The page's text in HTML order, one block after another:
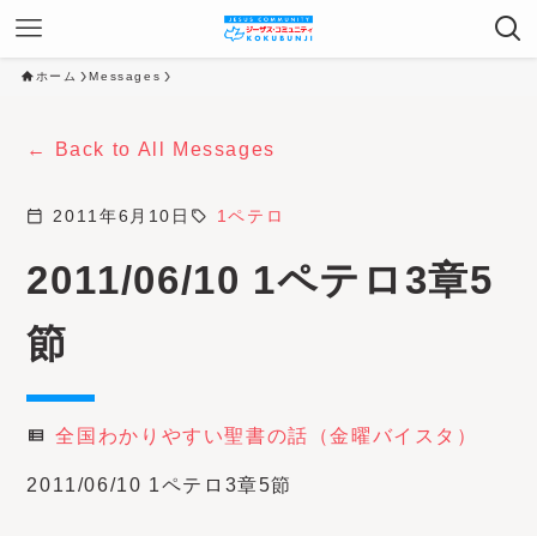
ホーム Messages
Back to All Messages
calendar_today 2011年6月10日 sell 1ペテロ
2011/06/10 1ペテロ3章5
節
view_list 全国わかりやすい聖書の話（金曜バイスタ）
2011/06/10 1ペテロ3章5節